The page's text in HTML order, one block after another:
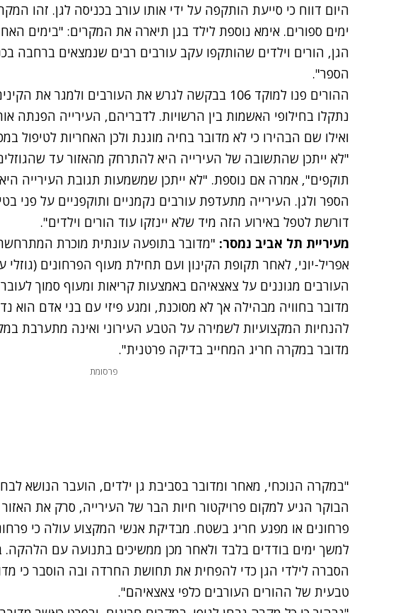
היום דווח כי סייעת הותקפה על ידי אותו עורב בכניסה לגן. זהו
ימים ספורים. אימא נוספת לילד בגן תיארה את המקרים: "בימים
הגן, הורים וילדים שהותקפו עקב עורבים רבים שנמצאים ברחבה
הספר".
ההורים פנו למוקד 106 בבקשה לגרש את העורבים ולמגר
נתקלו בחילופי האשמות בין הרשויות. לדבריהם, העירייה הפנתה
ואילו שם הבהירו כי לא מדובר בחיה מוגנת ולכן האחריות לטיפול
"לא ייתכן שהתשובה של העירייה היא להתרחק מהאזור עד
תוקפים", אמרה אם נוספת. "לא ייתכן שמשמעות תגובת העירייה
הספר ולגן. העירייה מתעדפת עורבים נקמניים ותוקפניים על פני
דורשת לטפל באירוע הזה מיד שלא יינזקו עוד הורים וילדים".
מעיריית תל אביב נמסר: "מדובר בתופעה עונתית מוכרת
אפריל-יוני, לאחר תקופת הקינון ועם תחילת מעוף הפרחונים (גוזלי
העורבים מגוננים על צאצאיהם באמצעות קריאות ומעוף סמוך
מדובר בחוויה מבהילה אך לא מסוכנת, ומגע פיזי עם בני אדם הוא
להנחיות המקצועיות לשמירה על הטבע העירוני ואינה מתערבת
מדובר במקרה חריג המחייב בדיקה פרטנית".
פרסומת
"במקרה הנוכחי, מאחר ומדובר בסביבת גן ילדים, הועבר הנושא
הבוקר הגיע למקום פרויקטור חיות הבר של העירייה, סרק את האזור
פרחונים או מפגע חריג בשטח. מבדיקת אנשי המקצוע עולה כי
למשך ימים בודדים בלבד ולאחר מכן ממשיכים בתנועה עם הלהקה.
הסברה לילדי הגן כדי להפחית את תחושת החרדה ובה הוסבר כי
טבעית של ההורים העורבים כלפי צאצאיהם".